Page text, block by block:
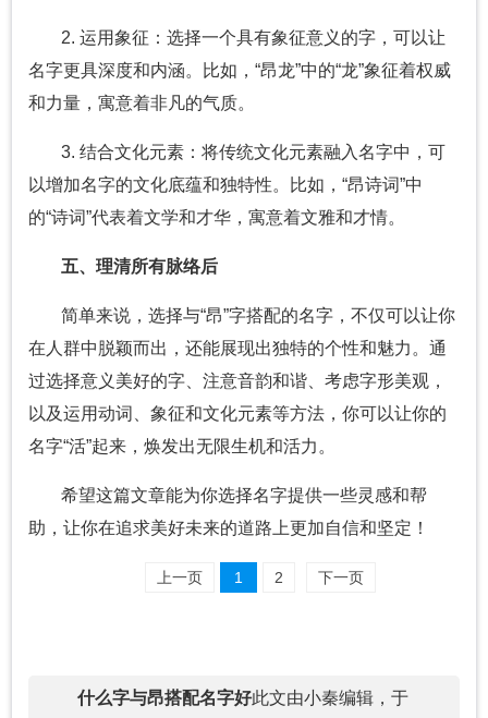
2. 运用象征：选择一个具有象征意义的字，可以让
名字更具深度和内涵。比如，“昂龙”中的“龙”象征着权威
和力量，寓意着非凡的气质。
3. 结合文化元素：将传统文化元素融入名字中，可
以增加名字的文化底蕴和独特性。比如，“昂诗词”中
的“诗词”代表着文学和才华，寓意着文雅和才情。
五、理清所有脉络后
简单来说，选择与“昂”字搭配的名字，不仅可以让你
在人群中脱颖而出，还能展现出独特的个性和魅力。通
过选择意义美好的字、注意音韵和谐、考虑字形美观，
以及运用动词、象征和文化元素等方法，你可以让你的
名字“活”起来，焕发出无限生机和活力。
希望这篇文章能为你选择名字提供一些灵感和帮
助，让你在追求美好未来的道路上更加自信和坚定！
上一页 1 2 下一页
什么字与昂搭配名字好此文由小秦编辑，于